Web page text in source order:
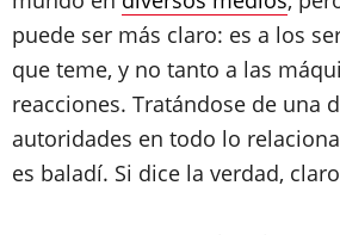
puede ser más claro: es a los
que teme, y no tanto a las
reacciones. Tratándose de una
autoridades en todo lo
es baladí. Si dice la verdad,